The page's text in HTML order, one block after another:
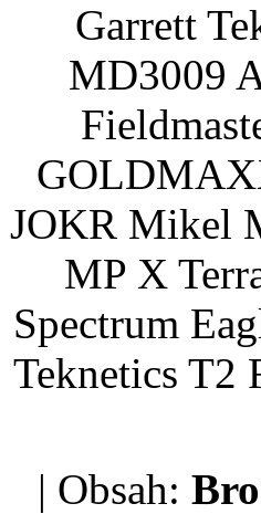
Garrett
MD3009
JOKR Mikel
MP X
Spectrum
Teknetics T2
| Obsah: